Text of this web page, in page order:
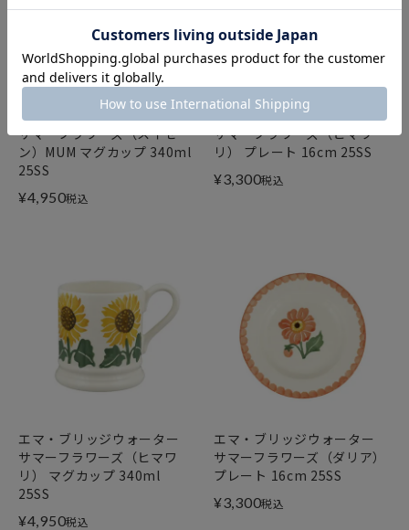
エマ・ブリッジウォーター
サマーフラワーズ（スイセ
ン）MUM マグカップ 340ml
25SS
¥4,950税込
エマ・ブリッジウォーター
サマーフラワーズ（ヒマワ
リ） プレート 16cm 25SS
¥3,300税込
エマ・ブリッジウォーター
サマーフラワーズ（ヒマワ
リ） マグカップ 340ml
25SS
¥4,950税込
エマ・ブリッジウォーター
サマーフラワーズ（ダリア）
プレート 16cm 25SS
¥3,300税込